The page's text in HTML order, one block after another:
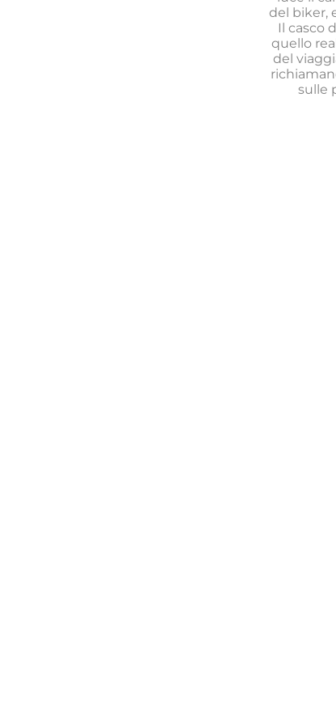
del biker,
Il casco
quello
del
sulle